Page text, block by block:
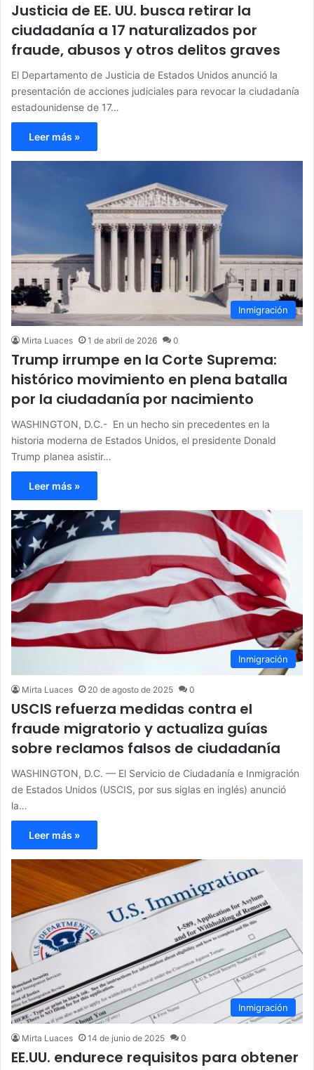
Justicia de EE. UU. busca retirar la
ciudadanía a 17 naturalizados por
fraude, abusos y otros delitos graves
El Departamento de Justicia de Estados Unidos anunció la
presentación de acciones judiciales para revocar la ciudadanía
estadounidense de 17…
Leer más »
Inmigración
Mirta Luaces 1 de abril de 2026 0
Trump irrumpe en la Corte Suprema:
histórico movimiento en plena batalla
por la ciudadanía por nacimiento
WASHINGTON, D.C.- En un hecho sin precedentes en la
historia moderna de Estados Unidos, el presidente Donald
Trump planea asistir…
Leer más »
Inmigración
Mirta Luaces 20 de agosto de 2025 0
USCIS refuerza medidas contra el
fraude migratorio y actualiza guías
sobre reclamos falsos de ciudadanía
WASHINGTON, D.C. — El Servicio de Ciudadanía e Inmigración
de Estados Unidos (USCIS, por sus siglas en inglés) anunció
la…
Leer más »
Inmigración
Mirta Luaces 14 de junio de 2025 0
EE.UU. endurece requisitos para obtener